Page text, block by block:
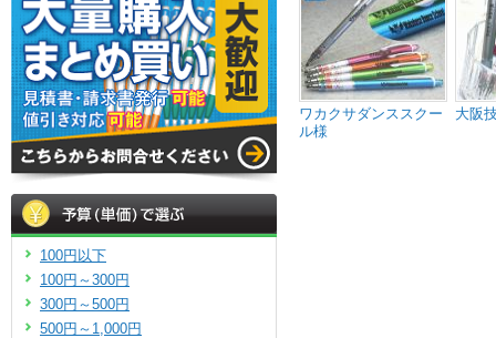
100円以下
100円～300円
300円～500円
500円～1,000円
ワカクサダンススクー
ル様
大阪